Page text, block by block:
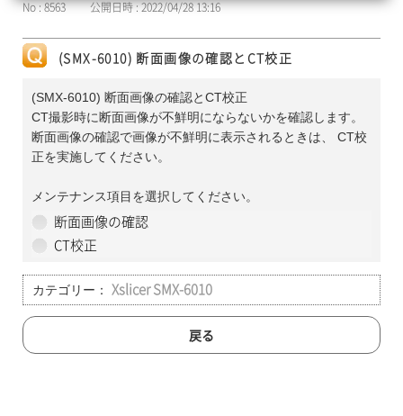
No : 8563 公開日時 : 2022/04/28 13:16
(SMX-6010) 断面画像の確認とCT校正
(SMX-6010) 断面画像の確認とCT校正
CT撮影時に断面画像が不鮮明にならないかを確認します。
断面画像の確認で画像が不鮮明に表示されるときは、 CT校
正を実施してください。
メンテナンス項目を選択してください。
断面画像の確認
CT校正
カテゴリー： Xslicer SMX-6010
戻る
of our sharing information about you with our partners.
Information] to customize your cookie settings on our